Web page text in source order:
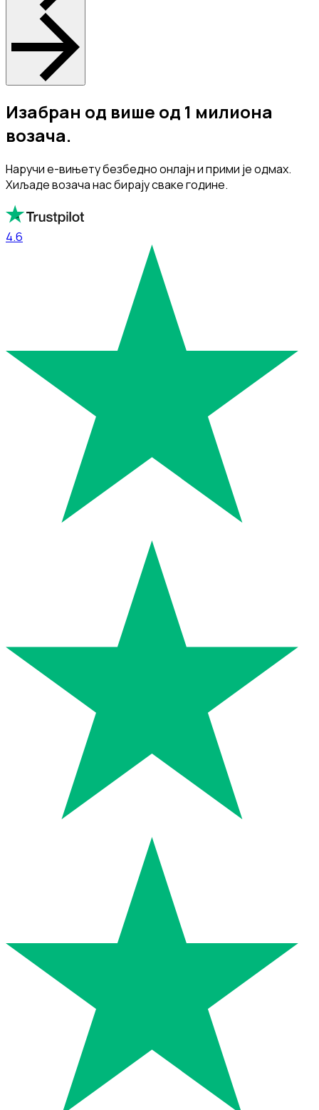
Изабран од више од 1 милиона
возача.
Наручи е-вињету безбедно онлајн и прими је одмах.
Хиљаде возача нас бирају сваке године.
4.6